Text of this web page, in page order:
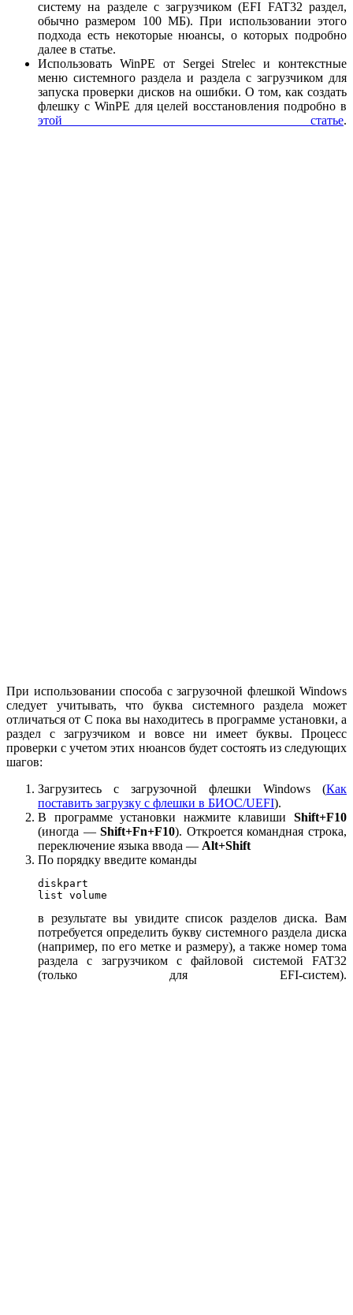
систему на разделе с загрузчиком (EFI FAT32 раздел,
обычно размером 100 МБ). При использовании этого
подхода есть некоторые нюансы, о которых подробно
далее в статье.
Использовать WinPE от Sergei Strelec и контекстные
меню системного раздела и раздела с загрузчиком для
запуска проверки дисков на ошибки. О том, как создать
флешку с WinPE для целей восстановления подробно в
этой статье.
При использовании способа с загрузочной флешкой Windows
следует учитывать, что буква системного раздела может
отличаться от C пока вы находитесь в программе установки, а
раздел с загрузчиком и вовсе ни имеет буквы. Процесс
проверки с учетом этих нюансов будет состоять из следующих
шагов:
Загрузитесь с загрузочной флешки Windows (Как
поставить загрузку с флешки в БИОС/UEFI).
В программе установки нажмите клавиши Shift+F10
(иногда —Shift+Fn+F10). Откроется командная строка,
переключение языка ввода — Alt+Shift
По порядку введите команды
diskpart
list volume
в результате вы увидите список разделов диска. Вам
потребуется определить букву системного раздела диска
(например, по его метке и размеру), а также номер тома
раздела с загрузчиком с файловой системой FAT32
(только для EFI-систем).